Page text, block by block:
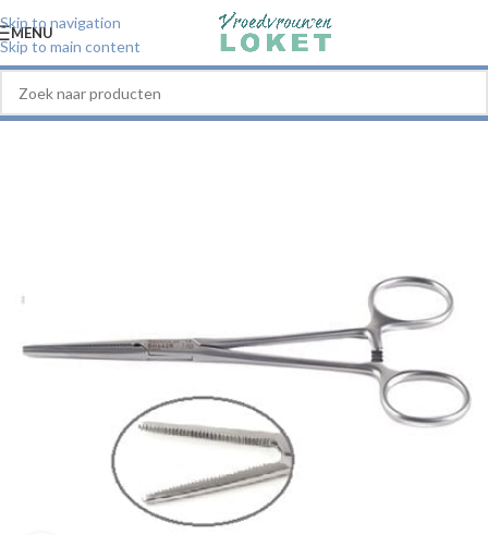
Skip to navigation
Skip to main content
MENU